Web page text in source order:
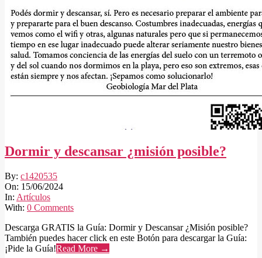
Dormir y descansar ¿misión posible?
2024-
06-
15
By: c1420535
On: 15/06/2024
In: Artículos
With: 0 Comments
Descarga GRATIS la Guía: Dormir y Descansar ¿Misión posible?
También puedes hacer click en este Botón para descargar la Guía:
¡Pide la Guía!Read More →